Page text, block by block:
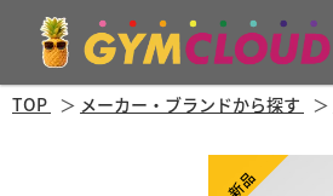
TOP メーカー・ブランドから探す
新品